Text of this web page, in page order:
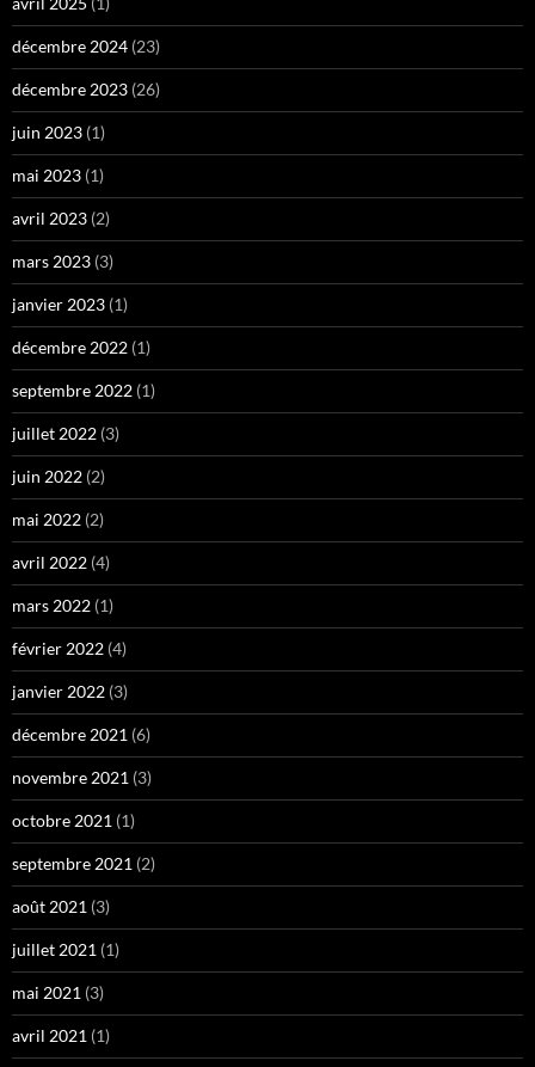
décembre 2024 (23)
décembre 2023 (26)
juin 2023 (1)
mai 2023 (1)
avril 2023 (2)
mars 2023 (3)
janvier 2023 (1)
décembre 2022 (1)
septembre 2022 (1)
juillet 2022 (3)
juin 2022 (2)
mai 2022 (2)
avril 2022 (4)
mars 2022 (1)
février 2022 (4)
janvier 2022 (3)
décembre 2021 (6)
novembre 2021 (3)
octobre 2021 (1)
septembre 2021 (2)
août 2021 (3)
juillet 2021 (1)
mai 2021 (3)
avril 2021 (1)